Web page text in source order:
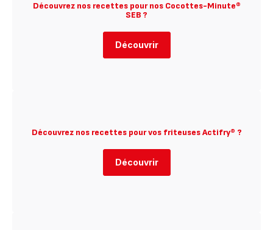
Découvrez nos recettes pour nos Cocottes-Minute®
SEB ?
Découvrir
Découvrez nos recettes pour vos friteuses Actifry® ?
Découvrir